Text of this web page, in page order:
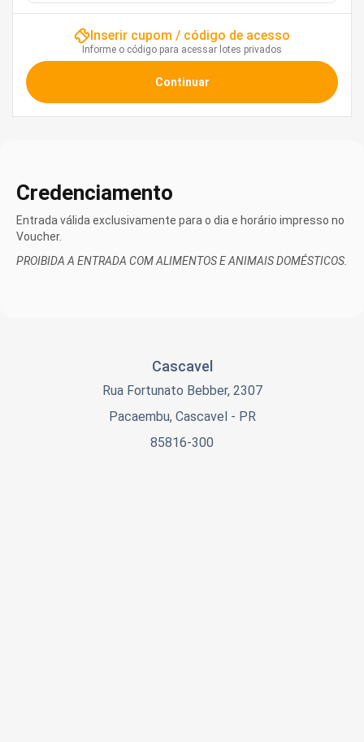
Inserir cupom / código de acesso
Informe o código para acessar lotes privados
Credenciamento
Entrada válida exclusivamente para o dia e horário impresso no
Voucher.
PROIBIDA A ENTRADA COM ALIMENTOS E ANIMAIS DOMÉSTICOS.
Cascavel
Rua Fortunato Bebber, 2307
Pacaembu, Cascavel - PR
85816-300